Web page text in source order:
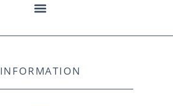
INFORMATION